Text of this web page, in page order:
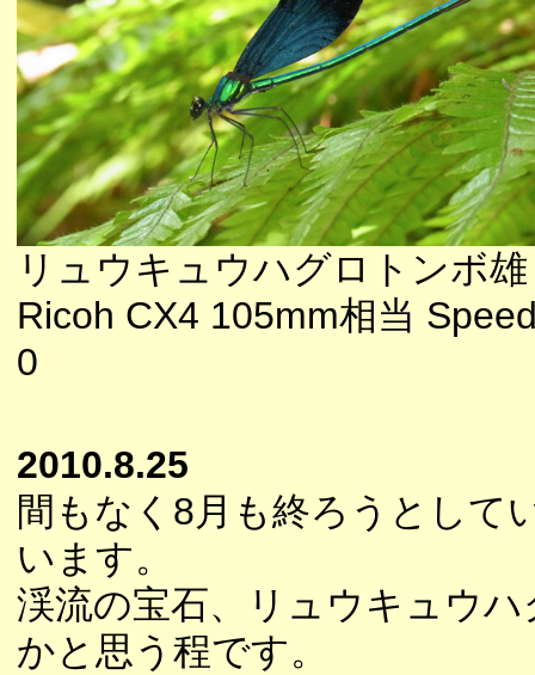
リュウキュウハグロトンボ雄
Ricoh CX4 105mm相当
0
2010.8.25
間もなく8月も終ろうとして
います。
渓流の宝石、リュウキュウ
かと思う程です。